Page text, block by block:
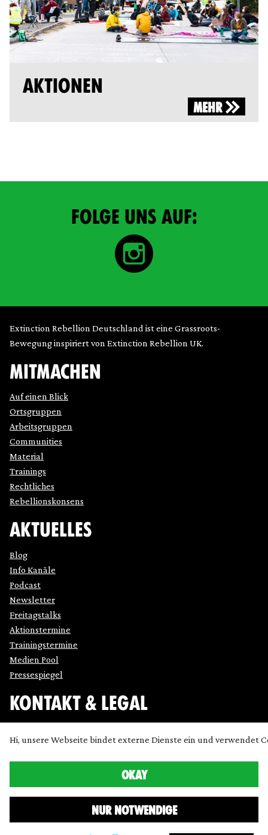
AKTIONEN
MEHR
FOLGE UNS AUF:
Extinction Rebellion Deutschland ist eine Grassroots-
Bewegung inspiriert von Extinction Rebellion UK.
MITMACHEN
Auf einen Blick
Ortsgruppen
Arbeitsgruppen
Communities
Material
Trainings
Rechtliches
Rebellionskonsens
AKTUELLES
Blog
Info Kanäle
Podcast
Newsletter
Freitagstalks
Aktionstermine
Trainingstermine
Medien Pool
Pressespiegel
KONTAKT & LEGAL
Datenschutz
Presse
SimpleIcon ,Freepik,Bogdan Rosu
Hi, unsere Webseite bindet externe Dienste ein und verwendet
NUR NOTWENDIGE
OKAY